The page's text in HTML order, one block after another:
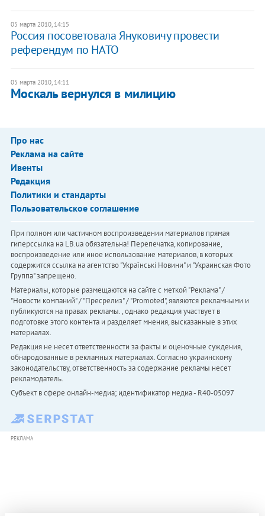
05 марта 2010, 14:15
Россия посоветовала Януковичу провести
референдум по НАТО
05 марта 2010, 14:11
Москаль вернулся в милицию
Про нас
Реклама на сайте
Ивенты
Редакция
Политики и стандарты
Пользовательское соглашение
При полном или частичном воспроизведении материалов прямая
гиперссылка на LB.ua обязательна! Перепечатка, копирование,
воспроизведение или иное использование материалов, в которых
содержится ссылка на агентство "Українськi Новини" и "Украинская Фото
Группа" запрещено.
Материалы, которые размещаются на сайте с меткой "Реклама" /
"Новости компаний" / "Пресрелиз" / "Promoted", являются рекламными и
публикуются на правах рекламы. , однако редакция участвует в
подготовке этого контента и разделяет мнения, высказанные в этих
материалах.
Редакция не несет ответственности за факты и оценочные суждения,
обнародованные в рекламных материалах. Согласно украинскому
законодательству, ответственность за содержание рекламы несет
рекламодатель.
Субъект в сфере онлайн-медиа; идентификатор медиа - R40-05097
РЕКЛАМА